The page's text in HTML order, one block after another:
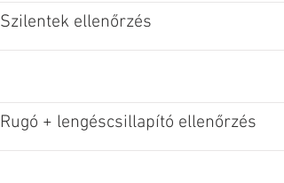
Szilentek ellenőrzés
Rugó + lengéscsillapító ellenőrzés